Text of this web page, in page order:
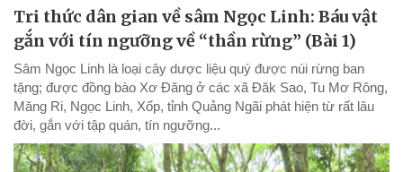
Tri thức dân gian về sâm Ngọc Linh: Báu vật
gắn với tín ngưỡng về “thần rừng” (Bài 1)
Sâm Ngọc Linh là loại cây dược liệu quý được núi rừng ban
tặng; được đồng bào Xơ Đăng ở các xã Đăk Sao, Tu Mơ Rông,
Măng Ri, Ngọc Linh, Xốp, tỉnh Quảng Ngãi phát hiện từ rất lâu
đời, gắn với tập quán, tín ngưỡng...